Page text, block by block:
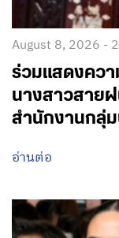
August 8, 2026 -
ร่วมแสดงควา
นางสาวสายฝ
สำนักงานกลุ่ม
อ่านต่อ